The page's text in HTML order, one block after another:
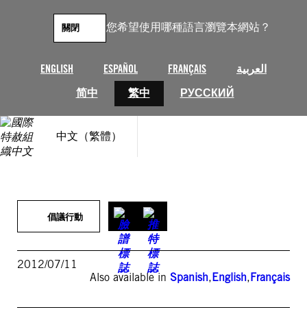
您希望使用哪種語言瀏覽本網站？
ENGLISH ESPAÑOL FRANÇAIS
العربية
简中
繁中 РУССКИЙ
關閉
中文（繁體）
倡議行動
2012/07/11
Also available in Spanish,English,Français